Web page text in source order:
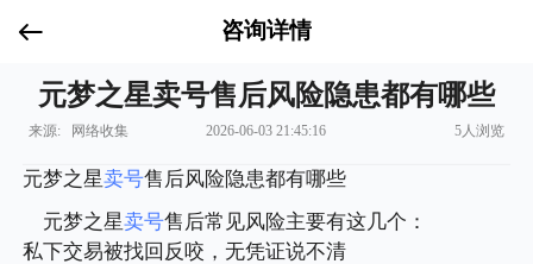
咨询详情
元梦之星卖号售后风险隐患都有哪些
来源: 网络收集 2026-06-03 21:45:16 5人浏览
元梦之星卖号售后风险隐患都有哪些
元梦之星卖号售后常见风险主要有这几个：
私下交易被找回反咬，无凭证说不清